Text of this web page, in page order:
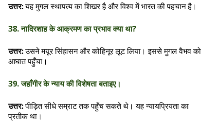
उत्तर:यह मुगल स्थापत्य का शिखर है और विश्व में भारत की पहचान है।
38. नादिरशाह के आक्रमण का प्रभाव क्या था?
उत्तर:उसने मयूर सिंहासन और कोहिनूर लूट लिया। इससे मुगल वैभव को
आघात पहुँचा।
39. जहाँगीर के न्याय की विशेषता बताइए।
उत्तर:पीड़ित सीधे सम्राट तक पहुँच सकते थे। यह न्यायप्रियता का
प्रतीक था।